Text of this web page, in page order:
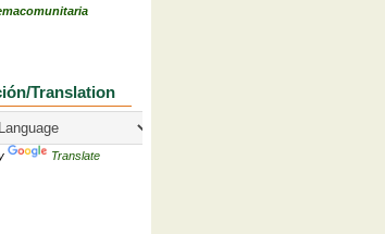
Translation
Translate